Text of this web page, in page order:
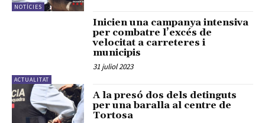
NOTÍCIES
ACTUALITAT
Inicien una campanya intensiva
per combatre l’excés de
velocitat a carreteres i
municipis
31 juliol 2023
A la presó dos dels detinguts
per una baralla al centre de
Tortosa